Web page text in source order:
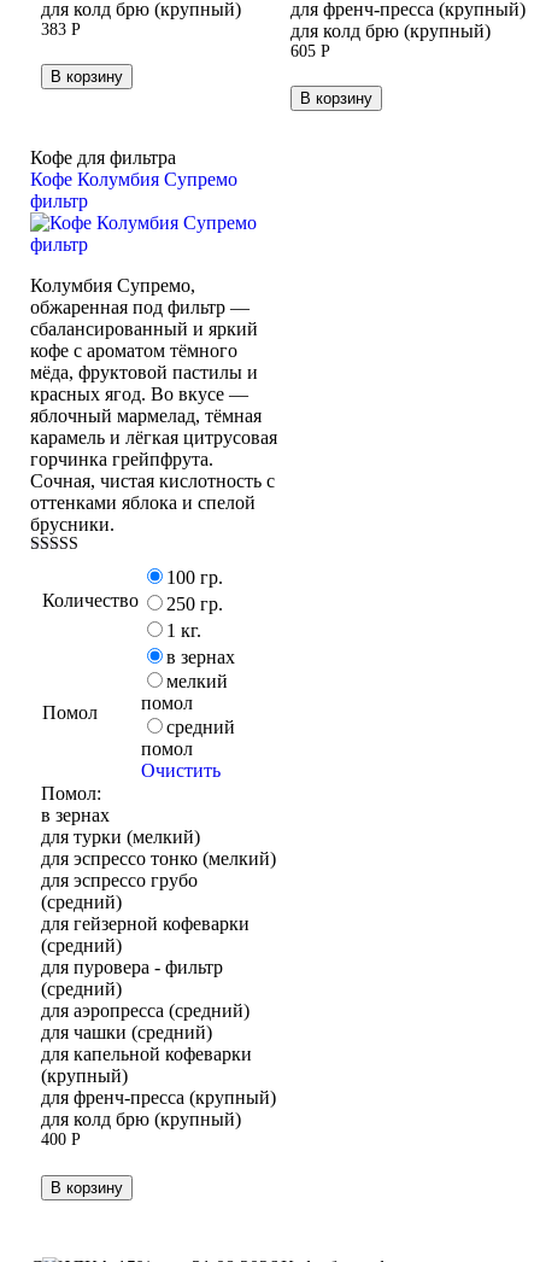
для френч-пресса (крупный)
для колд брю (крупный)
605 Р
В корзину
для колд брю (крупный)
383 Р
В корзину
Кофе для фильтра
Кофе Колумбия Супремо
фильтр
Колумбия Супремо,
обжаренная под фильтр —
сбалансированный и яркий
кофе с ароматом тёмного
мёда, фруктовой пастилы и
красных ягод. Во вкусе —
яблочный мармелад, тёмная
карамель и лёгкая цитрусовая
горчинка грейпфрута.
Сочная, чистая кислотность с
оттенками яблока и спелой
брусники.
из 5
Количество
100 гр.
250 гр.
1 кг.
Помол
в зернах
мелкий
помол
средний
помол
Очистить
Помол:
в зернах
для турки (мелкий)
для эспрессо тонко (мелкий)
для эспрессо грубо
(средний)
для гейзерной кофеварки
(средний)
для пуровера - фильтр
(средний)
для аэропресса (средний)
для чашки (средний)
для капельной кофеварки
(крупный)
для френч-пресса (крупный)
для колд брю (крупный)
400 Р
В корзину